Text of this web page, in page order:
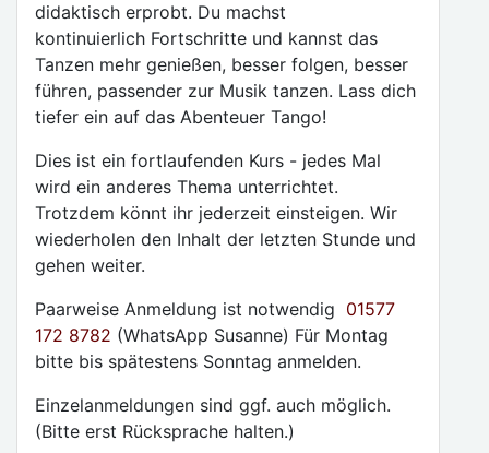
didaktisch erprobt. Du machst
kontinuierlich Fortschritte und kannst das
Tanzen mehr genießen, besser folgen, besser
führen, passender zur Musik tanzen. Lass dich
tiefer ein auf das Abenteuer Tango!
Dies ist ein fortlaufenden Kurs - jedes Mal
wird ein anderes Thema unterrichtet.
Trotzdem könnt ihr jederzeit einsteigen. Wir
wiederholen den Inhalt der letzten Stunde und
gehen weiter.
Paarweise Anmeldung ist notwendig 01577
172 8782 (WhatsApp Susanne) Für Montag
bitte bis spätestens Sonntag anmelden.
Einzelanmeldungen sind ggf. auch möglich.
(Bitte erst Rücksprache halten.)